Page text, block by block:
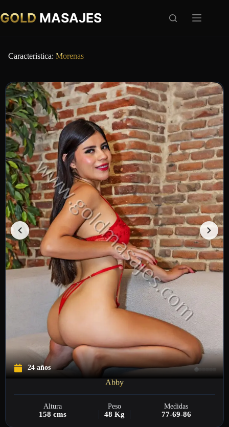
GOLD MASAJES
Caracteristica: Morenas
24 años
Abby
Altura Peso Medidas
158 cms 48 Kg 77-69-86